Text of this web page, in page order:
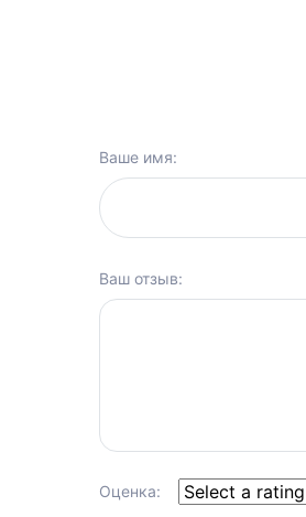
Ваше имя:
Ваш отзыв:
Оценка: